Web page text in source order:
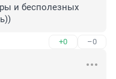
и бесполезных
+0 –0